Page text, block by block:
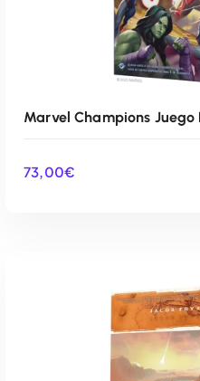
AÑADIR
Marvel Champions Juego
73,00€